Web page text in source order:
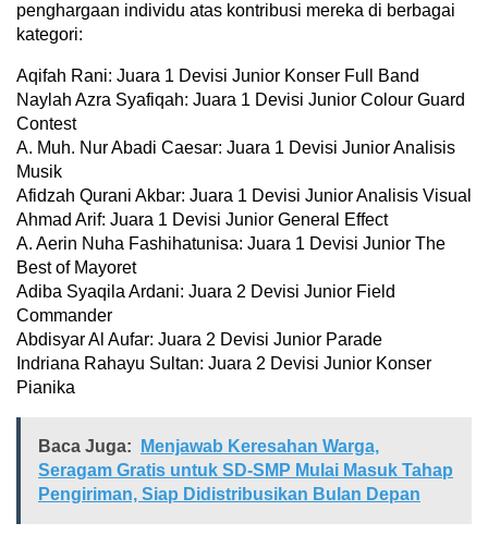
penghargaan individu atas kontribusi mereka di berbagai
kategori:
Aqifah Rani: Juara 1 Devisi Junior Konser Full Band
Naylah Azra Syafiqah: Juara 1 Devisi Junior Colour Guard
Contest
A. Muh. Nur Abadi Caesar: Juara 1 Devisi Junior Analisis
Musik
Afidzah Qurani Akbar: Juara 1 Devisi Junior Analisis Visual
Ahmad Arif: Juara 1 Devisi Junior General Effect
A. Aerin Nuha Fashihatunisa: Juara 1 Devisi Junior The
Best of Mayoret
Adiba Syaqila Ardani: Juara 2 Devisi Junior Field
Commander
Abdisyar Al Aufar: Juara 2 Devisi Junior Parade
Indriana Rahayu Sultan: Juara 2 Devisi Junior Konser
Pianika
Baca Juga:
Menjawab Keresahan Warga,
Seragam Gratis untuk SD-SMP Mulai Masuk Tahap
Pengiriman, Siap Didistribusikan Bulan Depan